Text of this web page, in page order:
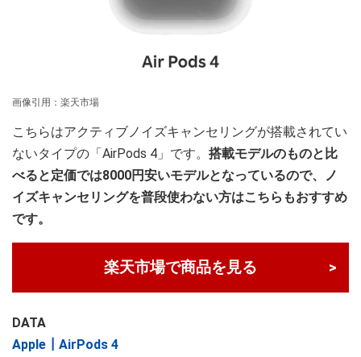
画像引用：楽天市場
こちらはアクティブノイズキャンセリングが搭載されてい
ないタイプの「AirPods 4」です。 搭載モデルのものと比
べると定価では8000円安いモデルとなっているので、ノ
イズキャンセリングを普段使わない方はこちらもおすすめ
です。
楽天市場で商品を見る
DATA
Apple┃AirPods 4